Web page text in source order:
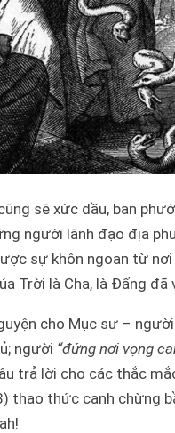
sẽ xức dầu, ban
người lãnh đạo địa
sự khôn ngoan từ
Trời là Cha, là Đấng
cho Mục sư –
người “đứng nơi vọng
trả lời cho các thắc
thao thức canh chừng